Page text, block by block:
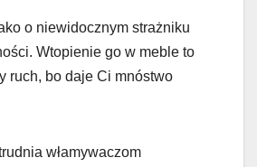
o niewidocznym strażniku
Wtopienie go w meble to
ruch, bo daje Ci mnóstwo
włamywaczom